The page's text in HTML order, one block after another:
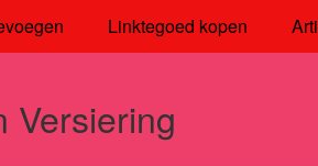
Linktegoed kopen
Versiering